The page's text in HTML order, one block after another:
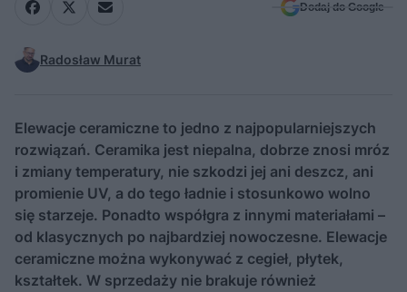
Dodaj do Google
Radosław Murat
Elewacje ceramiczne to jedno z najpopularniejszych
rozwiązań. Ceramika jest niepalna, dobrze znosi mróz
i zmiany temperatury, nie szkodzi jej ani deszcz, ani
promienie UV, a do tego ładnie i stosunkowo wolno
się starzeje. Ponadto współgra z innymi materiałami –
od klasycznych po najbardziej nowoczesne. Elewacje
ceramiczne można wykonywać z cegieł, płytek,
kształtek. W sprzedaży nie brakuje również